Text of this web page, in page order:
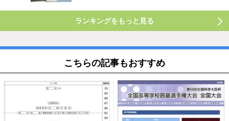
ランキングをもっと見る
こちらの記事もおすすめ